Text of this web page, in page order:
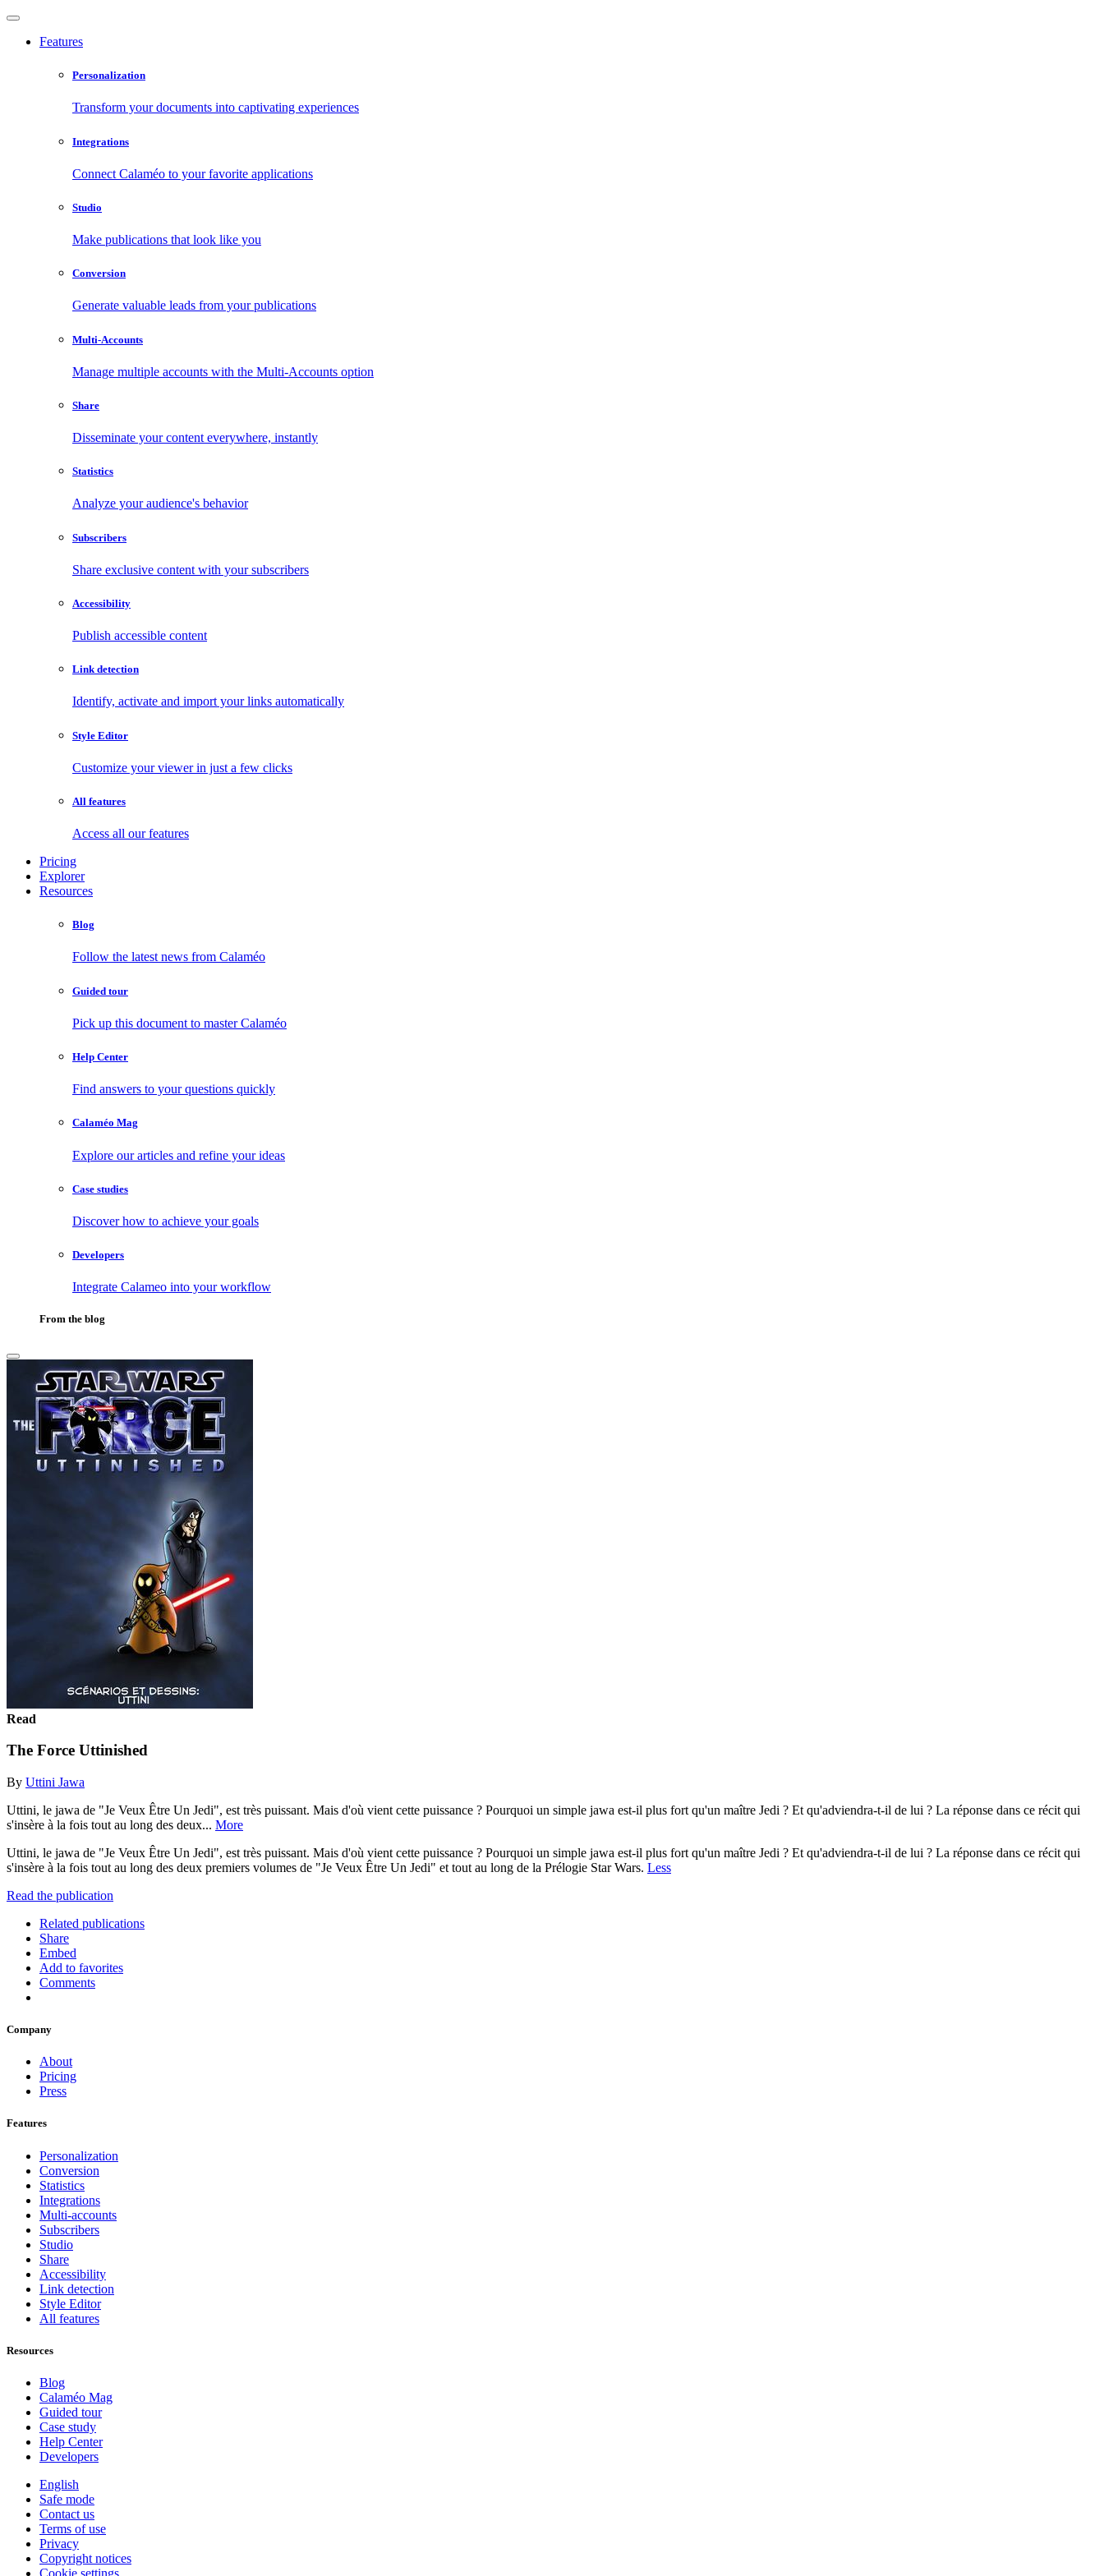
Features
Personalization
Transform your documents into captivating experiences
Integrations
Connect Calaméo to your favorite applications
Studio
Make publications that look like you
Conversion
Generate valuable leads from your publications
Multi-Accounts
Manage multiple accounts with the Multi-Accounts option
Share
Disseminate your content everywhere, instantly
Statistics
Analyze your audience's behavior
Subscribers
Share exclusive content with your subscribers
Accessibility
Publish accessible content
Link detection
Identify, activate and import your links automatically
Style Editor
Customize your viewer in just a few clicks
All features
Access all our features
Pricing
Explorer
Resources
Blog
Follow the latest news from Calaméo
Guided tour
Pick up this document to master Calaméo
Help Center
Find answers to your questions quickly
Calaméo Mag
Explore our articles and refine your ideas
Case studies
Discover how to achieve your goals
Developers
Integrate Calameo into your workflow
From the blog
Read
The Force Uttinished
By Uttini Jawa
Uttini, le jawa de "Je Veux Être Un Jedi", est très puissant. Mais d'où vient cette puissance ? Pourquoi un simple jawa est-il plus fort qu'un maître Jedi ? Et qu'adviendra-t-il de lui ? La réponse dans ce récit qui
s'insère à la fois tout au long des deux... More
Uttini, le jawa de "Je Veux Être Un Jedi", est très puissant. Mais d'où vient cette puissance ? Pourquoi un simple jawa est-il plus fort qu'un maître Jedi ? Et qu'adviendra-t-il de lui ? La réponse dans ce récit qui
s'insère à la fois tout au long des deux premiers volumes de "Je Veux Être Un Jedi" et tout au long de la Prélogie Star Wars. Less
Read the publication
Related publications
Share
Embed
Add to favorites
Comments
Company
About
Pricing
Press
Features
Personalization
Conversion
Statistics
Integrations
Multi-accounts
Subscribers
Studio
Share
Accessibility
Link detection
Style Editor
All features
Resources
Blog
Calaméo Mag
Guided tour
Case study
Help Center
Developers
English
Safe mode
Contact us
Terms of use
Privacy
Copyright notices
Cookie settings